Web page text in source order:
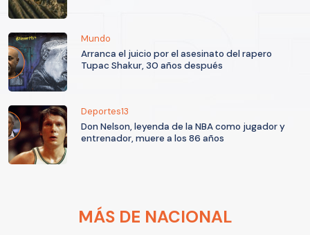
Mundo
Arranca el juicio por el asesinato del rapero
Tupac Shakur, 30 años después
Deportes13
Don Nelson, leyenda de la NBA como jugador y
entrenador, muere a los 86 años
MÁS DE NACIONAL